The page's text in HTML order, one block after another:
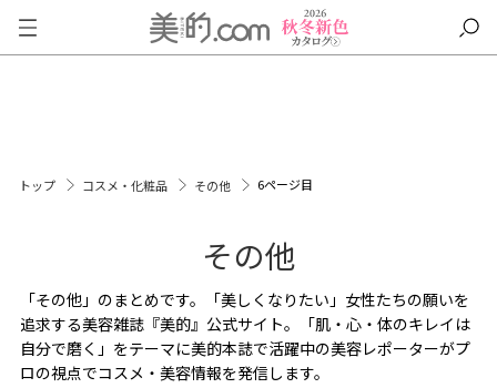
トップ コスメ・化粧品 その他 6ページ目
その他
「その他」のまとめです。「美しくなりたい」女性たちの願いを
追求する美容雑誌『美的』公式サイト。「肌・心・体のキレイは
自分で磨く」をテーマに美的本誌で活躍中の美容レポーターがプ
ロの視点でコスメ・美容情報を発信します。